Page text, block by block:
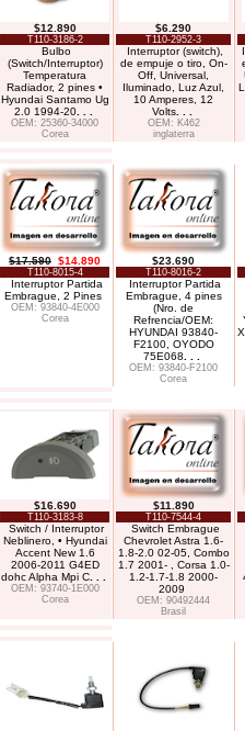
$12.890
T110-3186-2
Bulbo
(Switch/Interruptor)
Temperatura
Radiador, 2 pines •
Hyundai Santamo Ug
2.0 1994-20. . .
OEM: 25360-34000
Corea
$6.290
T110-2952-3
Interruptor (switch),
de empuje o tiro, On-
Off, Universal,
Iluminado, Luz Azul,
10 Amperes, 12
Volts. . .
OEM: K462
inglaterra
$17.590 $14.890
T110-8015-4
Interruptor Partida
Embrague, 2 Pines
OEM: 93840-4E000
Corea
$23.690
T110-8016-2
Interruptor Partida
Embrague, 4 pines
(Nro. de
Refrencia/OEM:
HYUNDAI 93840-
F2100, OYODO
75E068
OEM: 93840-F2100
Corea
$16.690
T110-3183-8
Switch / Interruptor
Neblinero, • Hyundai
Accent New 1.6
2006-2011 G4ED
dohc Alpha Mpi C. . .
OEM: 93740-1E000
Corea
$11.890
T110-7544-4
Switch Embrague
Chevrolet Astra 1.6-
1.8-2.0 02-05, Combo
1.7 2001- , Corsa 1.0-
1.2-1.7-1.8 2000-
2009
OEM: 90492444
Brasil